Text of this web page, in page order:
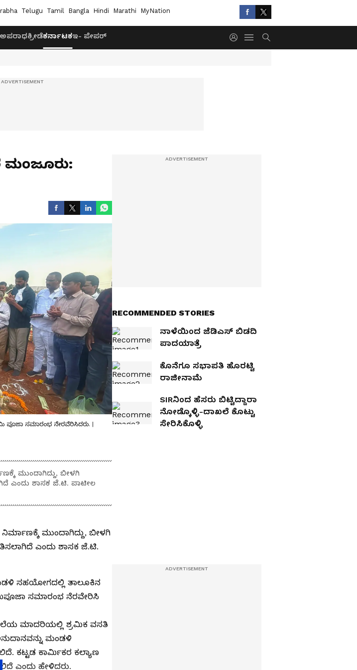
Telugu Tamil Bangla Hindi Marathi MyNation
ಅಪರಾಧಕ್ರೀಡೆಕರ್ನಾಟಕಇ- ಪೇಪರ್
ಮಂಜೂರು:
ಪೂಜಾ ಸಮಾರಂಭ ನೇರವೆರಿಸಿದರು. |
ಮುಂದಾಗಿದ್ದು, ಬೀಳಗಿ
ಎಂದು ಶಾಸಕ ಜೆ.ಟಿ. ಪಾಟೀಲ
ಮುಂದಾಗಿದ್ದು, ಬೀಳಗಿ
ಎಂದು ಶಾಸಕ ಜೆ.ಟಿ.
ಸಹಯೋಗದಲ್ಲಿ ತಾಲೂಕಿನ
ಸಮಾರಂಭ ನೆರವೇರಿಸಿ
ಮಾದರಿಯಲ್ಲಿ ಶ್ರಮಿಕ ವಸತಿ
ಮಂಡಳಿ
ಕಟ್ಟಡ ಕಾರ್ಮಿಕರ ಕಲ್ಯಾಣ
ಎಂದು ಹೇಳಿದರು.
RECOMMENDED STORIES
ನಾಳೆಯಿಂದ ಜೆಡಿಎಸ್‌ ಬಿಡದಿ
ಪಾದಯಾತ್ರೆ
ಕೊನೆಗೂ ಸಭಾಪತಿ ಹೊರಟ್ಟಿ
ರಾಜೀನಾಮೆ
SIRನಿಂದ ಹೆಸರು ಬಿಟ್ಟಿದ್ದಾರಾ
ನೋಡ್ಕೊಳ್ಳಿ-ದಾಖಲೆ ಕೊಟ್ಟು
ಸೇರಿಸಿಕೊಳ್ಳಿ